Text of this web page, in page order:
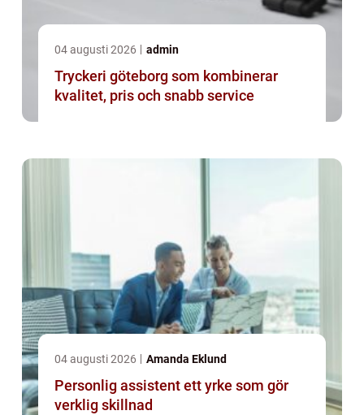
04 augusti 2026 admin
Tryckeri göteborg som kombinerar
kvalitet, pris och snabb service
04 augusti 2026 Amanda Eklund
Personlig assistent ett yrke som gör
verklig skillnad